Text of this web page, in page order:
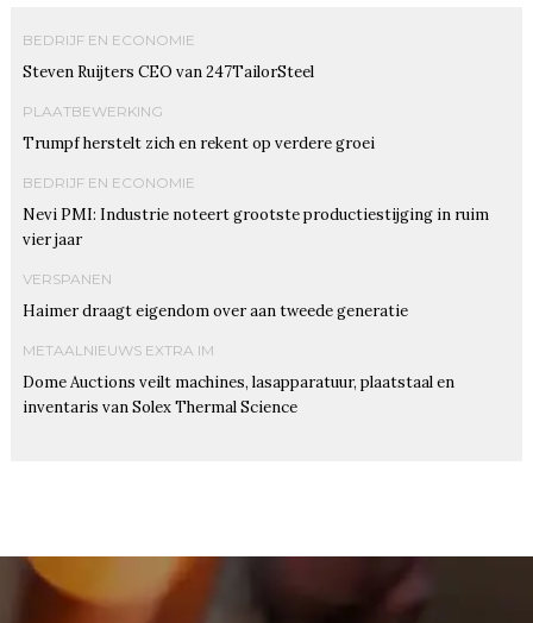
BEDRIJF EN ECONOMIE
Steven Ruijters CEO van 247TailorSteel
PLAATBEWERKING
Trumpf herstelt zich en rekent op verdere groei
BEDRIJF EN ECONOMIE
Nevi PMI: Industrie noteert grootste productiestijging in ruim
vier jaar
VERSPANEN
Haimer draagt eigendom over aan tweede generatie
METAALNIEUWS EXTRA IM
Dome Auctions veilt machines, lasapparatuur, plaatstaal en
inventaris van Solex Thermal Science